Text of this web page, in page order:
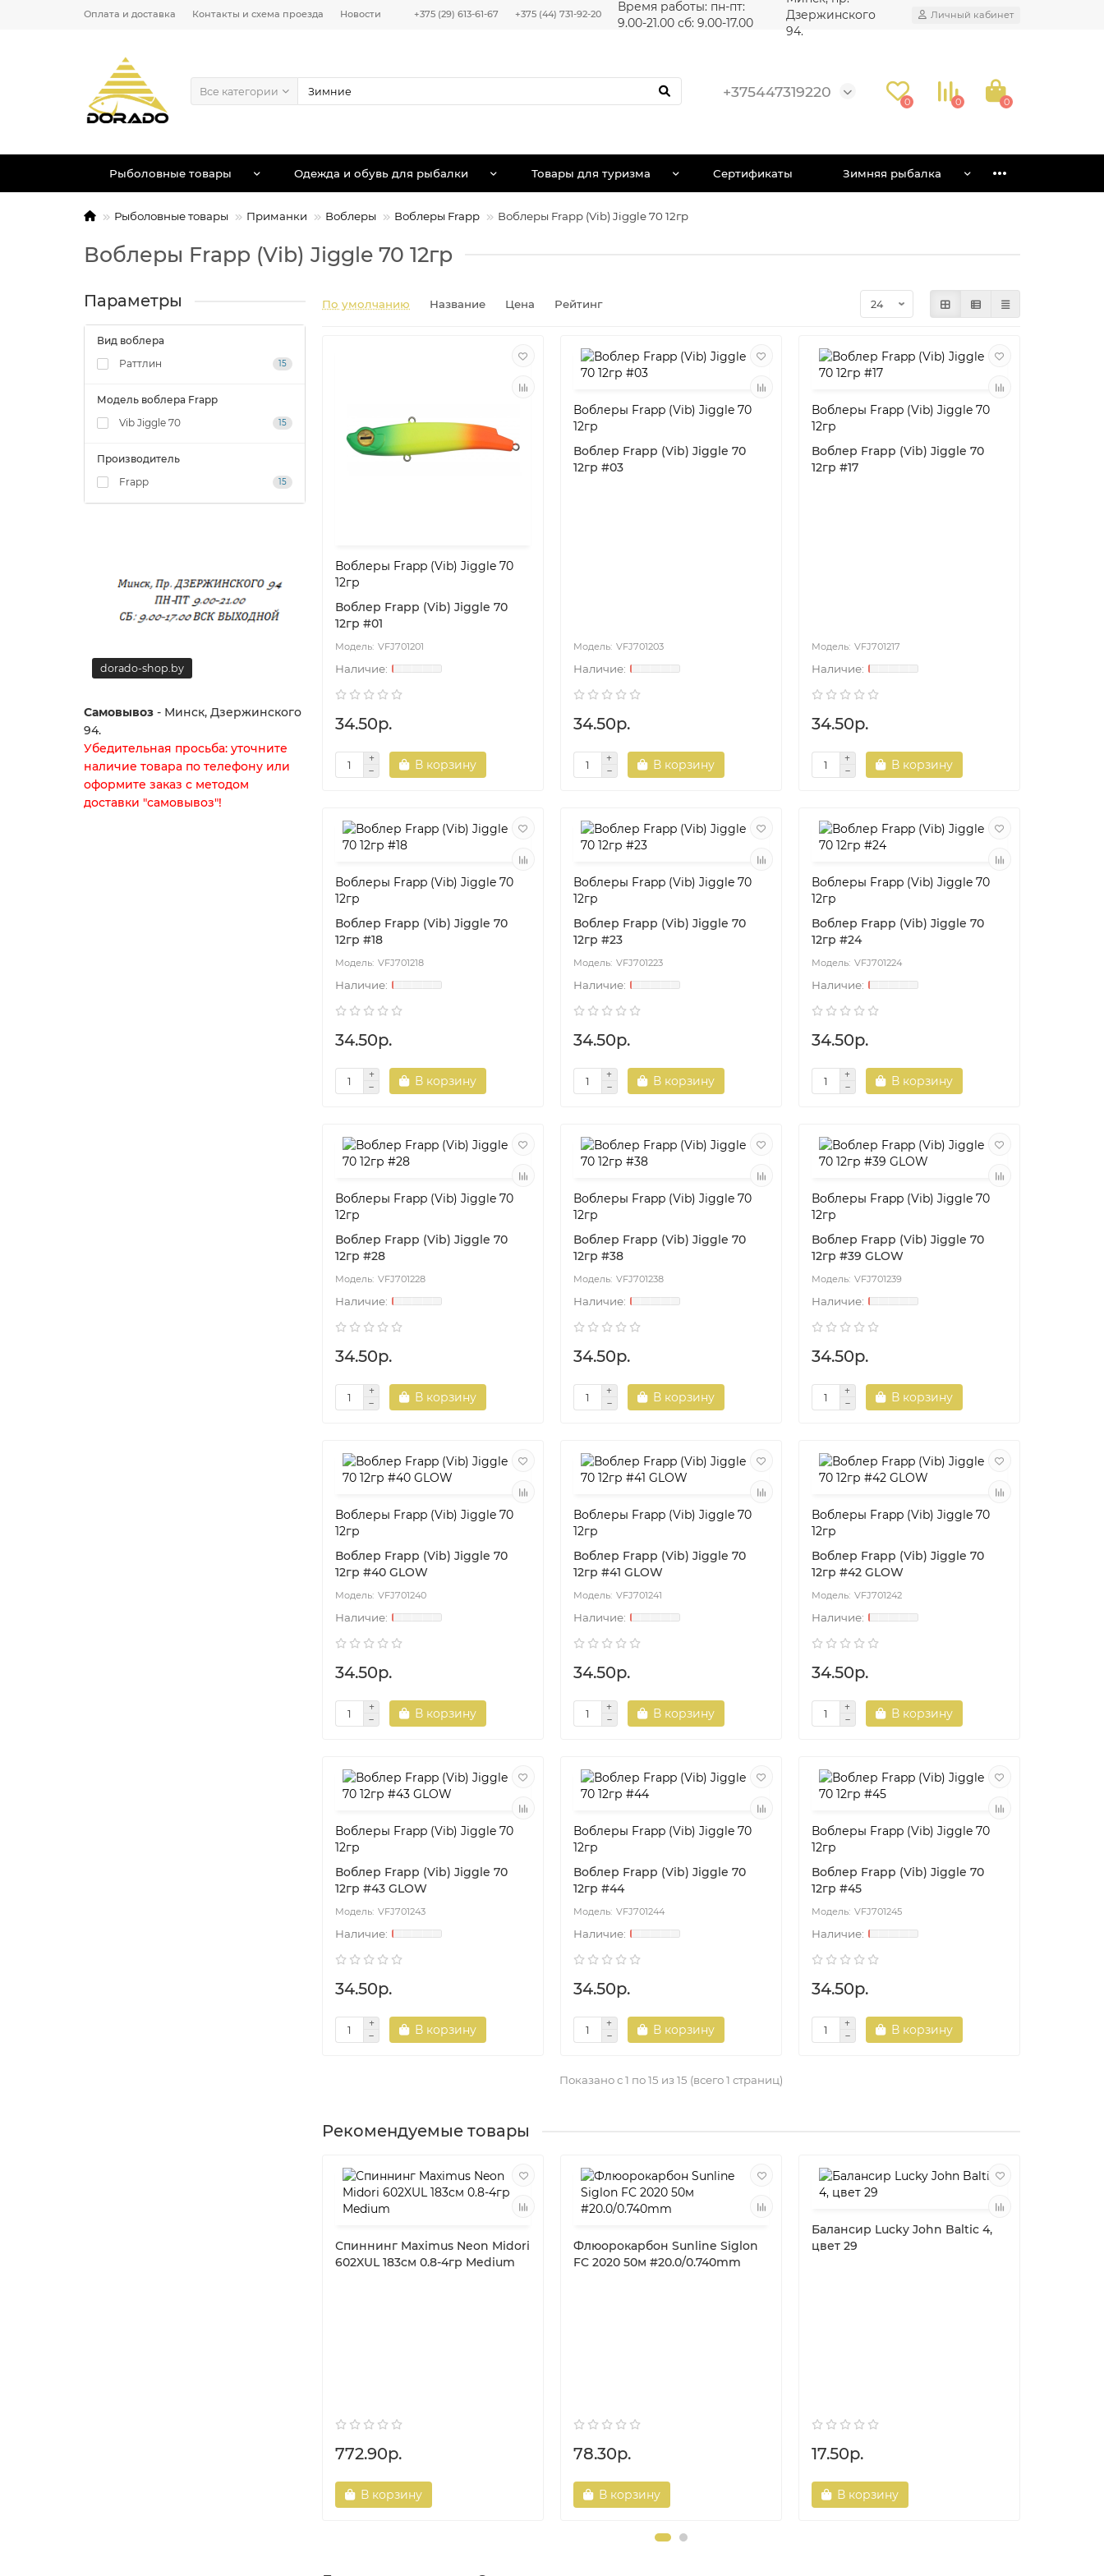
Оплата и доставка Контакты и схема проезда Новости +375 (29) 613-61-67 +375 (44) 731-92-20
Время работы: пн-пт:
9.00-21.00 сб: 9.00-17.00
Дзержинского
94.
Личный кабинет
Все категории +375447319220
0 0 0
Рыболовные товары Одежда и обувь для рыбалки Товары для туризма Сертификаты Зимняя рыбалка
Рыболовные товары Приманки Воблеры Воблеры Frapp Воблеры Frapp (Vib) Jiggle 70 12гр
Воблеры Frapp (Vib) Jiggle 70 12гр
Параметры
Вид воблера
Раттлин
15
Модель воблера Frapp
Vib Jiggle 70
15
Производитель
Frapp
15
dorado-shop.by dorado-shop.by dorado-shop.by
Самовывоз - Минск, Дзержинского
94.
Убедительная просьба: уточните
наличие товара по телефону или
оформите заказ с методом
доставки "самовывоз"!
По умолчанию Название Цена Рейтинг
Воблеры Frapp (Vib) Jiggle 70
12гр
Воблер Frapp (Vib) Jiggle 70
12гр #01
VFJ701201
34.50р.
В корзину
Воблеры Frapp (Vib) Jiggle 70
12гр
Воблер Frapp (Vib) Jiggle 70
12гр #03
VFJ701203
34.50р.
В корзину
Воблеры Frapp (Vib) Jiggle 70
12гр
Воблер Frapp (Vib) Jiggle 70
12гр #17
VFJ701217
34.50р.
В корзину
Воблеры Frapp (Vib) Jiggle 70
12гр
Воблер Frapp (Vib) Jiggle 70
12гр #18
VFJ701218
34.50р.
В корзину
Воблеры Frapp (Vib) Jiggle 70
12гр
Воблер Frapp (Vib) Jiggle 70
12гр #23
VFJ701223
34.50р.
В корзину
Воблеры Frapp (Vib) Jiggle 70
12гр
Воблер Frapp (Vib) Jiggle 70
12гр #24
VFJ701224
34.50р.
В корзину
Воблеры Frapp (Vib) Jiggle 70
12гр
Воблер Frapp (Vib) Jiggle 70
12гр #28
VFJ701228
34.50р.
В корзину
Воблеры Frapp (Vib) Jiggle 70
12гр
Воблер Frapp (Vib) Jiggle 70
12гр #38
VFJ701238
34.50р.
В корзину
Воблеры Frapp (Vib) Jiggle 70
12гр
Воблер Frapp (Vib) Jiggle 70
12гр #39 GLOW
VFJ701239
34.50р.
В корзину
Воблеры Frapp (Vib) Jiggle 70
12гр
Воблер Frapp (Vib) Jiggle 70
12гр #40 GLOW
VFJ701240
34.50р.
В корзину
Воблеры Frapp (Vib) Jiggle 70
12гр
Воблер Frapp (Vib) Jiggle 70
12гр #41 GLOW
VFJ701241
34.50р.
В корзину
Воблеры Frapp (Vib) Jiggle 70
12гр
Воблер Frapp (Vib) Jiggle 70
12гр #42 GLOW
VFJ701242
34.50р.
В корзину
Воблеры Frapp (Vib) Jiggle 70
12гр
Воблер Frapp (Vib) Jiggle 70
12гр #43 GLOW
VFJ701243
34.50р.
В корзину
Воблеры Frapp (Vib) Jiggle 70
12гр
Воблер Frapp (Vib) Jiggle 70
12гр #44
VFJ701244
34.50р.
В корзину
Воблеры Frapp (Vib) Jiggle 70
12гр
Воблер Frapp (Vib) Jiggle 70
12гр #45
VFJ701245
34.50р.
В корзину
Показано с 1 по 15 из 15 (всего 1 страниц)
Рекомендуемые товары
Спиннинг Maximus Neon Midori
602XUL 183см 0.8-4гр Medium
772.90р.
В корзину
Флюорокарбон Sunline Siglon
FC 2020 50м #20.0/0.740mm
78.30р.
В корзину
Балансир Lucky John Baltic 4,
цвет 29
17.50р.
В корзину